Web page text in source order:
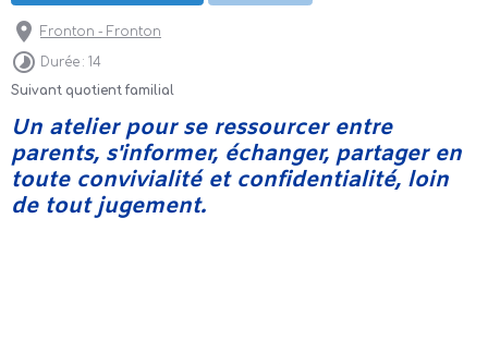
Fronton - Fronton
Durée : 14
Suivant quotient familial
Un atelier pour se ressourcer entre
parents, s'informer, échanger, partager en
toute convivialité et confidentialité, loin
de tout jugement.